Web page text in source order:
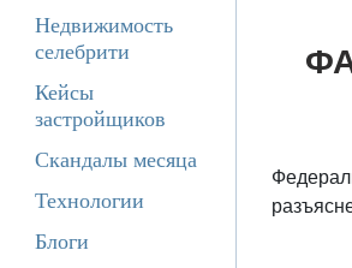
Недвижимость
селебрити
Кейсы
застройщиков
Скандалы месяца
Технологии
Блоги